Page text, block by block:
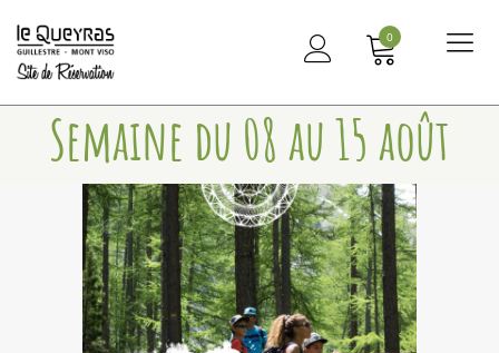
0
Semaine du 08 au 15 août